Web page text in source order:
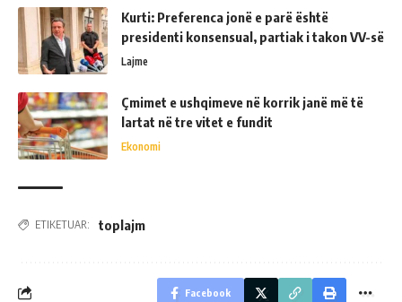
Kurti: Preferenca jonë e parë është
presidenti konsensual, partiak i takon VV-së
Lajme
Çmimet e ushqimeve në korrik janë më të
lartat në tre vitet e fundit
Ekonomi
ETIKETUAR: toplajm
Facebook